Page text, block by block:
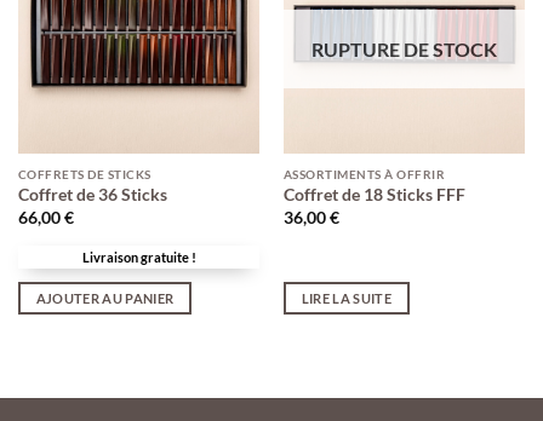
COFFRETS DE STICKS
Coffret de 36 Sticks
66,00€
Livraison gratuite !
AJOUTER AU PANIER
RUPTURE DE STOCK
ASSORTIMENTS À OFFRIR
Coffret de 18 Sticks FFF
36,00€
LIRE LA SUITE